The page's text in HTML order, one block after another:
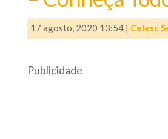
17 agosto, 2020 13:54| Celesc
Publicidade